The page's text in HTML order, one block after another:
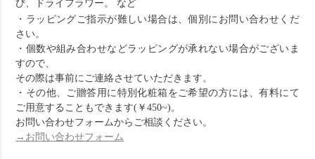
び、ドライフラワー。 など
・ラッピングご指示が難しい場合は、個別にお問い合わせくだ
さい。
・個数や組み合わせなどラッピングが承れない場合がございま
すので、
その際は事前にご連絡させていただきます。
・その他、ご贈答用に特別化粧箱をご希望の方には、有料にて
ご用意することもできます(￥450~)。
お問い合わせフォームからご相談ください。
→お問い合わせフォーム